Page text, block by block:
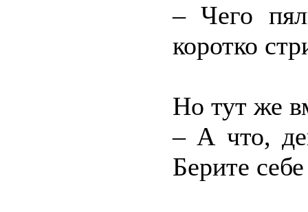
– Чего
коротко
Но тут же
– А что,
Берите